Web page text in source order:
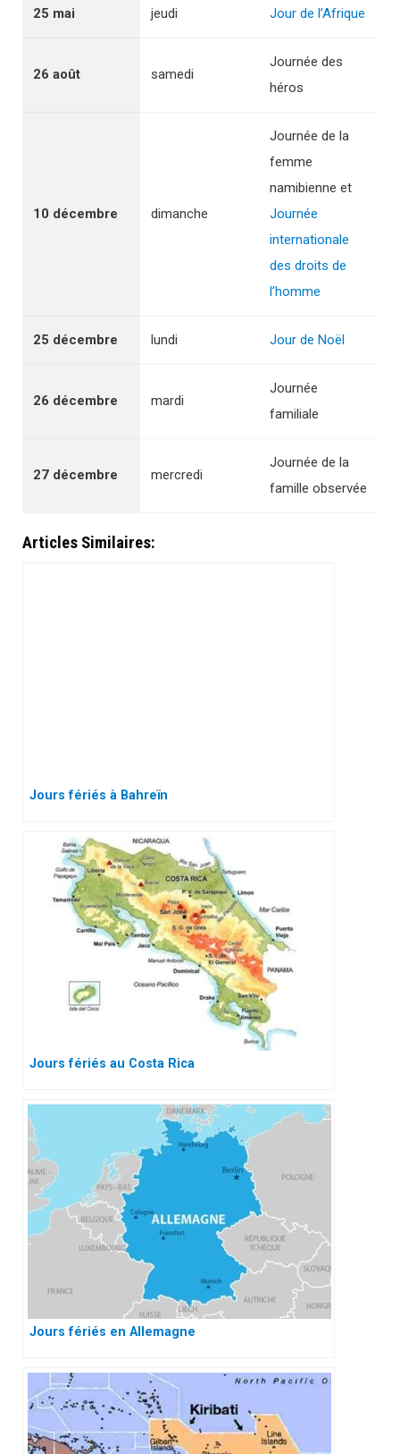
25 mai jeudi Jour de l’Afrique
26 août samedi
Journée des
héros
10 décembre dimanche
Journée de la
femme
namibienne et
Journée
internationale
des droits de
l’homme
25 décembre lundi Jour de Noël
26 décembre mardi
Journée
familiale
27 décembre mercredi
Journée de la
famille observée
Articles Similaires:
Jours fériés à Bahreïn
Jours fériés au Costa Rica
Jours fériés en Allemagne